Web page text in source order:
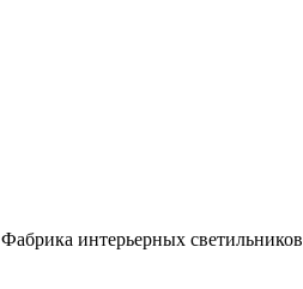
Фабрика интерьерных светильников